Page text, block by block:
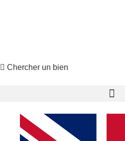
Chercher un bien